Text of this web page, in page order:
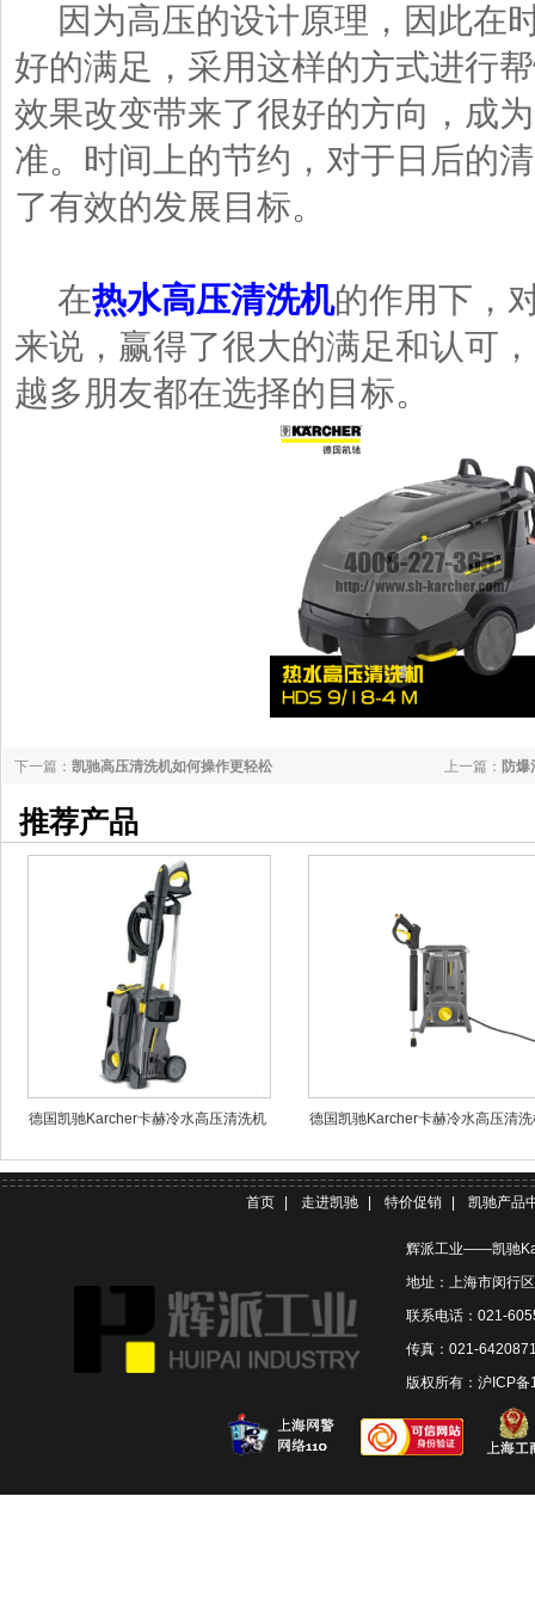
因为高压的设计原理，因此在
好的满足，采用这样的方式进行
效果改变带来了很好的方向，成
准。时间上的节约，对于日后的
了有效的发展目标。
在热水高压清洗机的作用下，
来说，赢得了很大的满足和认可
越多朋友都在选择的目标。
上一篇： 防
下一篇： 凯驰高压清洗机如何操作更轻松
推荐产品
德国凯驰Karcher卡赫冷水高压清洗机
德国凯驰Karcher卡赫冷水高压清洗
首页 走进凯驰 特价促销 凯驰产品
辉派工业——凯驰
地址：上海市闵行
联系电话：021-
传真：021-
版权所有： 沪ICP备